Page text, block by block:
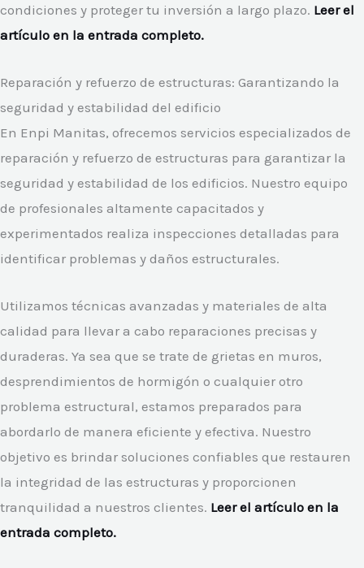
condiciones y proteger tu inversión a largo plazo. Leer el
artículo en la entrada completo.
Reparación y refuerzo de estructuras: Garantizando la
seguridad y estabilidad del edificio
En Enpi Manitas, ofrecemos servicios especializados de
reparación y refuerzo de estructuras para garantizar la
seguridad y estabilidad de los edificios. Nuestro equipo
de profesionales altamente capacitados y
experimentados realiza inspecciones detalladas para
identificar problemas y daños estructurales.
Utilizamos técnicas avanzadas y materiales de alta
calidad para llevar a cabo reparaciones precisas y
duraderas. Ya sea que se trate de grietas en muros,
desprendimientos de hormigón o cualquier otro
problema estructural, estamos preparados para
abordarlo de manera eficiente y efectiva. Nuestro
objetivo es brindar soluciones confiables que restauren
la integridad de las estructuras y proporcionen
tranquilidad a nuestros clientes. Leer el artículo en la
entrada completo.